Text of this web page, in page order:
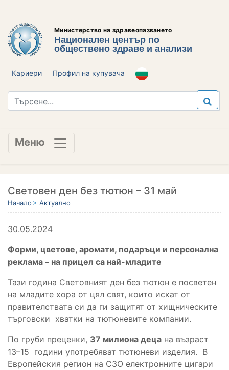
Министерство на здравеопазването
Национален център по
обществено здраве и анализи
Кариери Профил на купувача
Меню
Световен ден без тютюн – 31 май
Начало Актуално
30.05.2024
Форми, цветове, аромати, подаръци и персонална
реклама – на прицел са най-младите
Тази година Световният ден без тютюн е посветен
на младите хора от цял свят, които искат от
правителствата си да ги защитят от хищническите
търговски хватки на тютюневите компании.
По груби преценки, 37 милиона деца на възраст
13–15 години употребяват тютюневи изделия. В
Европейския регион на СЗО електронните цигари